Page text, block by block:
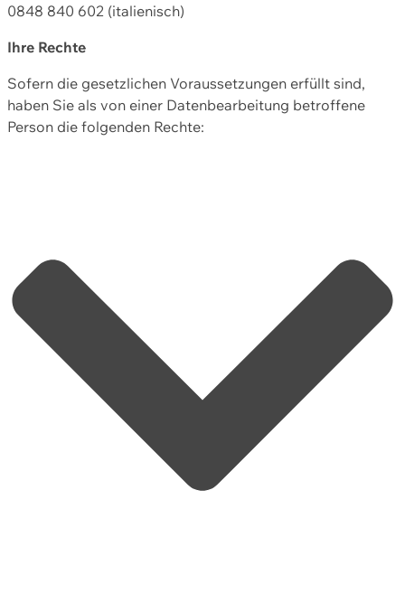
0848 840 602 (italienisch)
Ihre Rechte
Sofern die gesetzlichen Voraussetzungen erfüllt sind,
haben Sie als von einer Datenbearbeitung betroffene
Person die folgenden Rechte: